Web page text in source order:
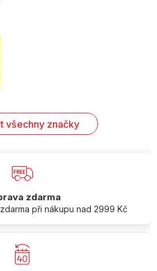
všechny značky
zdarma
při nákupu nad 2999 Kč